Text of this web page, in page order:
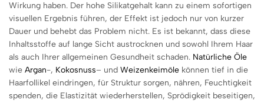
Wirkung haben. Der hohe Silikatgehalt kann zu einem sofortigen
visuellen Ergebnis führen, der Effekt ist jedoch nur von kurzer
Dauer und behebt das Problem nicht. Es ist bekannt, dass diese
Inhaltsstoffe auf lange Sicht austrocknen und sowohl Ihrem Haar
als auch Ihrer allgemeinen Gesundheit schaden. Natürliche Öle
wie Argan-, Kokosnuss– und Weizenkeimöle können tief in die
Haarfollikel eindringen, für Struktur sorgen, nähren, Feuchtigkeit
spenden, die Elastizität wiederherstellen, Sprödigkeit beseitigen,